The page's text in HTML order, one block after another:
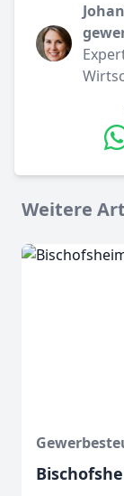
Weitere